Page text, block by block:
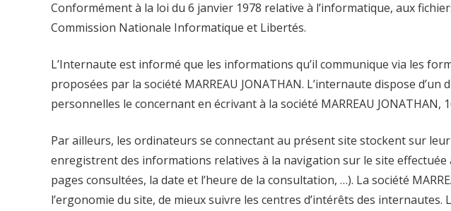
Conformément à la loi du 6 janvier 1978 relative à l’informatique, aux
Commission Nationale Informatique et Libertés.
L’Internaute est informé que les informations qu’il communique via les
proposées par la société MARREAU JONATHAN. L’internaute dispose
personnelles le concernant en écrivant à la société MARREAU JONATHAN,
Par ailleurs, les ordinateurs se connectant au présent site stockent sur
enregistrent des informations relatives à la navigation sur le site
pages consultées, la date et l’heure de la consultation, …). La société
l’ergonomie du site, de mieux suivre les centres d’intérêts des